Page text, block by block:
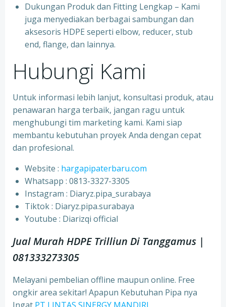
Dukungan Produk dan Fitting Lengkap – Kami
juga menyediakan berbagai sambungan dan
aksesoris HDPE seperti elbow, reducer, stub
end, flange, dan lainnya.
Hubungi Kami
Untuk informasi lebih lanjut, konsultasi produk, atau
penawaran harga terbaik, jangan ragu untuk
menghubungi tim marketing kami. Kami siap
membantu kebutuhan proyek Anda dengan cepat
dan profesional.
Website : hargapipaterbaru.com
Whatsapp : 0813-3327-3305
⁠Instagram : Diaryz.pipa_surabaya
⁠Tiktok : Diaryz.pipa.surabaya
⁠Youtube : Diarizqi official
Jual Murah HDPE Trilliun Di Tanggamus |
081333273305
Melayani pembelian offline maupun online. Free
ongkir area sekitar! Apapun Kebutuhan Pipa nya